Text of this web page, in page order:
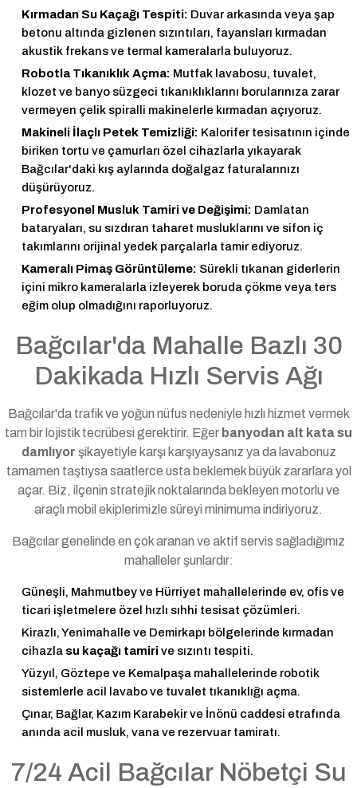
Kırmadan Su Kaçağı Tespiti: Duvar arkasında veya şap
betonu altında gizlenen sızıntıları, fayansları kırmadan
akustik frekans ve termal kameralarla buluyoruz.
Robotla Tıkanıklık Açma: Mutfak lavabosu, tuvalet,
klozet ve banyo süzgeci tıkanıklıklarını borularınıza zarar
vermeyen çelik spiralli makinelerle kırmadan açıyoruz.
Makineli İlaçlı Petek Temizliği: Kalorifer tesisatının içinde
biriken tortu ve çamurları özel cihazlarla yıkayarak
Bağcılar'daki kış aylarında doğalgaz faturalarınızı
düşürüyoruz.
Profesyonel Musluk Tamiri ve Değişimi: Damlatan
bataryaları, su sızdıran taharet musluklarını ve sifon iç
takımlarını orijinal yedek parçalarla tamir ediyoruz.
Kameralı Pimaş Görüntüleme: Sürekli tıkanan giderlerin
içini mikro kameralarla izleyerek boruda çökme veya ters
eğim olup olmadığını raporluyoruz.
Bağcılar'da Mahalle Bazlı 30
Dakikada Hızlı Servis Ağı
Bağcılar'da trafik ve yoğun nüfus nedeniyle hızlı hizmet vermek
tam bir lojistik tecrübesi gerektirir. Eğer banyodan alt kata su
damlıyor şikayetiyle karşı karşıyaysanız ya da lavabonuz
tamamen taştıysa saatlerce usta beklemek büyük zararlara yol
açar. Biz, ilçenin stratejik noktalarında bekleyen motorlu ve
araçlı mobil ekiplerimizle süreyi minimuma indiriyoruz.
Bağcılar genelinde en çok aranan ve aktif servis sağladığımız
mahalleler şunlardır:
Güneşli, Mahmutbey ve Hürriyet mahallelerinde ev, ofis ve
ticari işletmelere özel hızlı sıhhi tesisat çözümleri.
Kirazlı, Yenimahalle ve Demirkapı bölgelerinde kırmadan
cihazla su kaçağı tamirive sızıntı tespiti.
Yüzyıl, Göztepe ve Kemalpaşa mahallelerinde robotik
sistemlerle acil lavabo ve tuvalet tıkanıklığı açma.
Çınar, Bağlar, Kazım Karabekir ve İnönü caddesi etrafında
anında acil musluk, vana ve rezervuar tamiratı.
7/24 Acil Bağcılar Nöbetçi Su